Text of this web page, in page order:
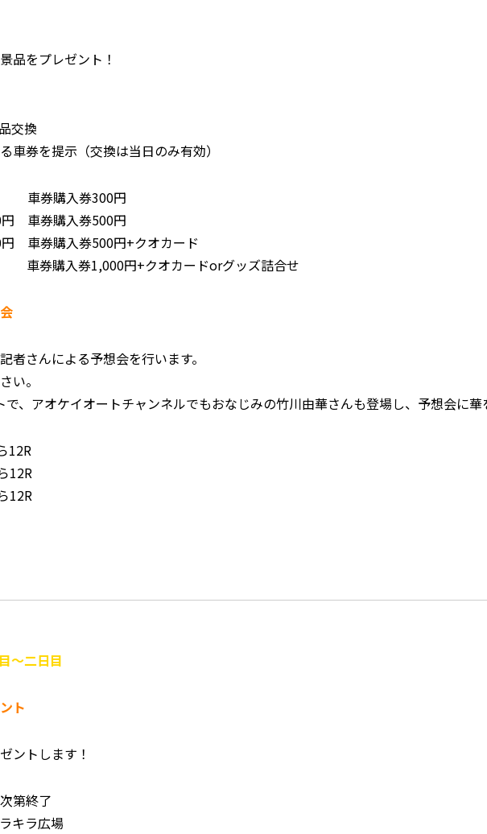
品をプレゼント！
交換
車券を提示（交換は当日のみ有効）
車券購入券300円
車券購入券500円
券購入券500円+クオカード
入券1,000円+クオカードorグッズ詰合せ
者さんによる予想会を行います。
い。
、アオケイオートチャンネルでもおなじみの竹川由華さんも登場し、予想会に華
12R
～二日目
ト
ントします！
第終了
キラ広場